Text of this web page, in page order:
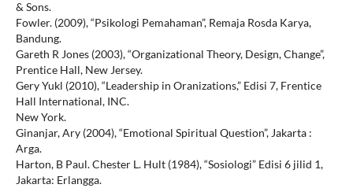
& Sons.
Fowler. (2009), “Psikologi Pemahaman”, Remaja Rosda Karya,
Bandung.
Gareth R Jones (2003), “Organizational Theory, Design, Change”,
Prentice Hall, New Jersey.
Gery Yukl (2010), “Leadership in Oranizations,” Edisi 7, Frentice
Hall International, INC.
New York.
Ginanjar, Ary (2004), “Emotional Spiritual Question”, Jakarta :
Arga.
Harton, B Paul. Chester L. Hult (1984), “Sosiologi” Edisi 6 jilid 1,
Jakarta: Erlangga.